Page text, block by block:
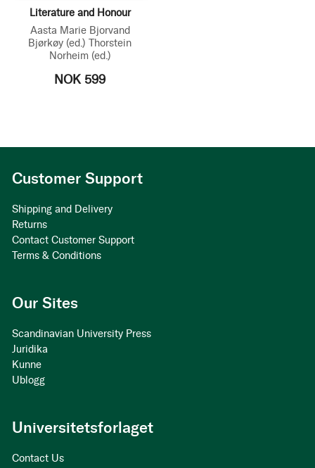
Literature and Honour
Aasta Marie Bjorvand
Bjørkøy (ed.) Thorstein
Norheim (ed.)
NOK 599
Customer Support
Shipping and Delivery
Returns
Contact Customer Support
Terms & Conditions
Our Sites
Scandinavian University Press
Juridika
Kunne
Ublogg
Universitetsforlaget
Contact Us